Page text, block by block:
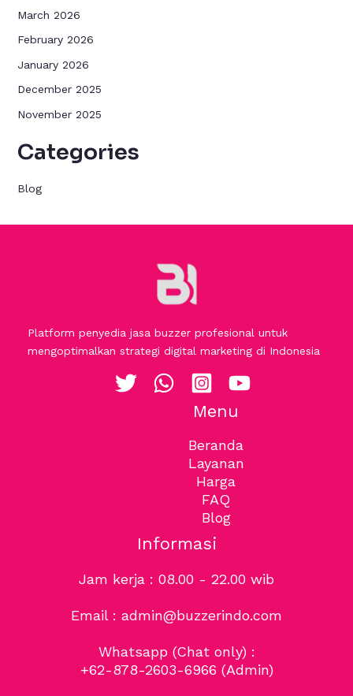
March 2026
February 2026
January 2026
December 2025
November 2025
Categories
Blog
Platform penyedia jasa buzzer profesional untuk
mengoptimalkan strategi digital marketing di Indonesia
Menu
Beranda
Layanan
Harga
FAQ
Blog
Informasi
Jam kerja : 08.00 - 22.00 wib
Email : admin@buzzerindo.com
Whatsapp (Chat only) :
+62-878-2603-6966 (Admin)